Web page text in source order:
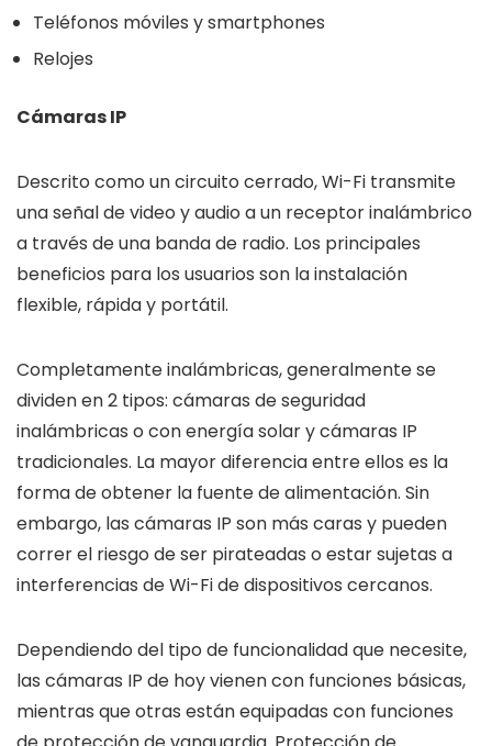
Teléfonos móviles y smartphones
Relojes
Cámaras IP
Descrito como un circuito cerrado, Wi-Fi transmite
una señal de video y audio a un receptor inalámbrico
a través de una banda de radio. Los principales
beneficios para los usuarios son la instalación
flexible, rápida y portátil.
Completamente inalámbricas, generalmente se
dividen en 2 tipos: cámaras de seguridad
inalámbricas o con energía solar y cámaras IP
tradicionales. La mayor diferencia entre ellos es la
forma de obtener la fuente de alimentación. Sin
embargo, las cámaras IP son más caras y pueden
correr el riesgo de ser pirateadas o estar sujetas a
interferencias de Wi-Fi de dispositivos cercanos.
Dependiendo del tipo de funcionalidad que necesite,
las cámaras IP de hoy vienen con funciones básicas,
mientras que otras están equipadas con funciones